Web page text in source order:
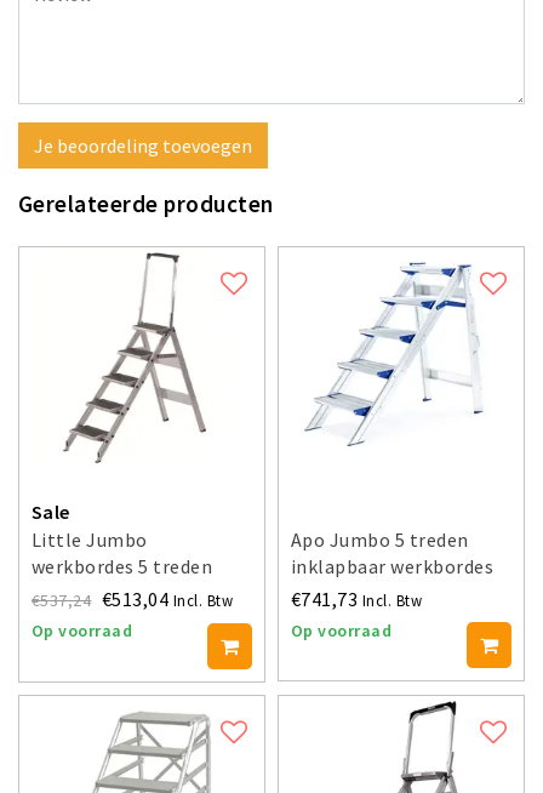
Je beoordeling toevoegen
Gerelateerde producten
Sale
Little Jumbo
werkbordes 5 treden
WA510B
€537,24 €513,04 Incl. Btw
Op voorraad
Apo Jumbo 5 treden
inklapbaar werkbordes
€741,73 Incl. Btw
Op voorraad